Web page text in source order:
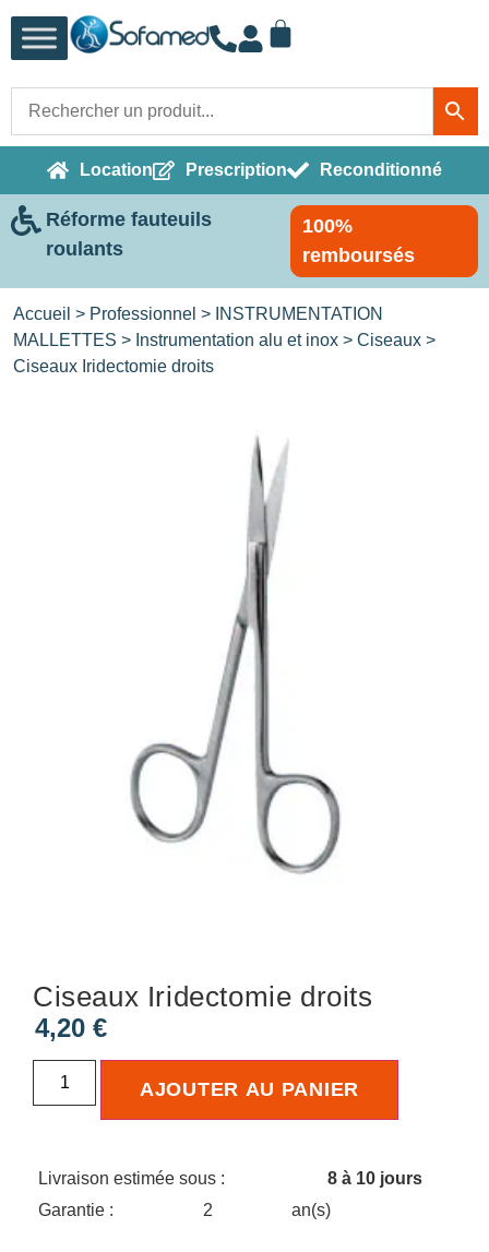
Location Prescription Reconditionné
Réforme fauteuils
roulants
100%
remboursés
Accueil > Professionnel > INSTRUMENTATION
MALLETTES > Instrumentation alu et inox > Ciseaux >
Ciseaux Iridectomie droits
Ciseaux Iridectomie droits
4,20 €
AJOUTER AU PANIER
Livraison estimée sous :
8 à 10 jours
Garantie :
2 an(s)